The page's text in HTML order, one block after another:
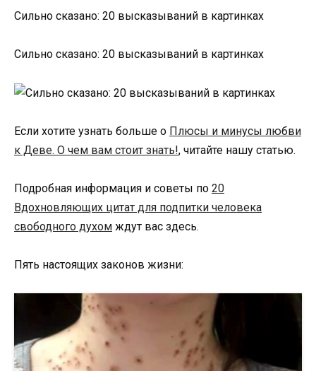
Сильно сказано: 20 высказываний в картинках
Сильно сказано: 20 высказываний в картинках
Если хотите узнать больше о Плюсы и минусы любви
к Деве. О чем вам стоит знать!, читайте нашу статью.
Подробная информация и советы по 20
Вдохновляющих цитат для подпитки человека
свободного духом ждут вас здесь.
Пять настоящих законов жизни: